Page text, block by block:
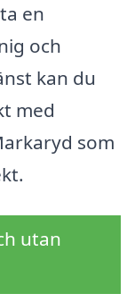
en
och
kan du
med
som
utan